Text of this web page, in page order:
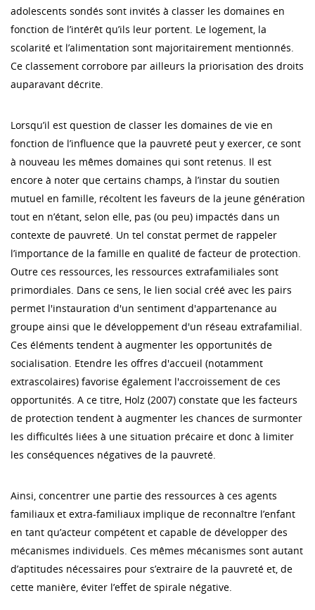
adolescents sondés sont invités à classer les domaines en
fonction de l’intérêt qu’ils leur portent. Le logement, la
scolarité et l’alimentation sont majoritairement mentionnés.
Ce classement corrobore par ailleurs la priorisation des droits
auparavant décrite.
Lorsqu’il est question de classer les domaines de vie en
fonction de l’influence que la pauvreté peut y exercer, ce sont
à nouveau les mêmes domaines qui sont retenus. Il est
encore à noter que certains champs, à l’instar du soutien
mutuel en famille, récoltent les faveurs de la jeune génération
tout en n’étant, selon elle, pas (ou peu) impactés dans un
contexte de pauvreté. Un tel constat permet de rappeler
l’importance de la famille en qualité de facteur de protection.
Outre ces ressources, les ressources extrafamiliales sont
primordiales. Dans ce sens, le lien social créé avec les pairs
permet l'instauration d'un sentiment d'appartenance au
groupe ainsi que le développement d'un réseau extrafamilial.
Ces éléments tendent à augmenter les opportunités de
socialisation. Etendre les offres d'accueil (notamment
extrascolaires) favorise également l'accroissement de ces
opportunités. A ce titre, Holz (2007) constate que les facteurs
de protection tendent à augmenter les chances de surmonter
les difficultés liées à une situation précaire et donc à limiter
les conséquences négatives de la pauvreté.
Ainsi, concentrer une partie des ressources à ces agents
familiaux et extra-familiaux implique de reconnaître l’enfant
en tant qu’acteur compétent et capable de développer des
mécanismes individuels. Ces mêmes mécanismes sont autant
d’aptitudes nécessaires pour s’extraire de la pauvreté et, de
cette manière, éviter l’effet de spirale négative.